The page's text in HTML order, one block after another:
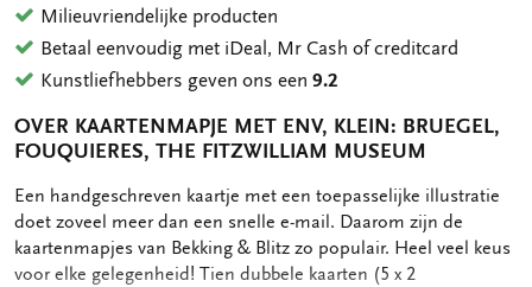
Milieuvriendelijke producten
Betaal eenvoudig met iDeal, Mr Cash of creditcard
Kunstliefhebbers geven ons een9.2
OVER KAARTENMAPJE MET ENV, KLEIN: BRUEGEL,
FOUQUIERES, THE FITZWILLIAM MUSEUM
OMSCHRIJVING
Een handgeschreven kaartje met een toepasselijke illustratie
doet zoveel meer dan een snelle e-mail. Daarom zijn de
kaartenmapjes van Bekking & Blitz zo populair. Heel veel keus
voor elke gelegenheid! Tien dubbele kaarten (5 x 2